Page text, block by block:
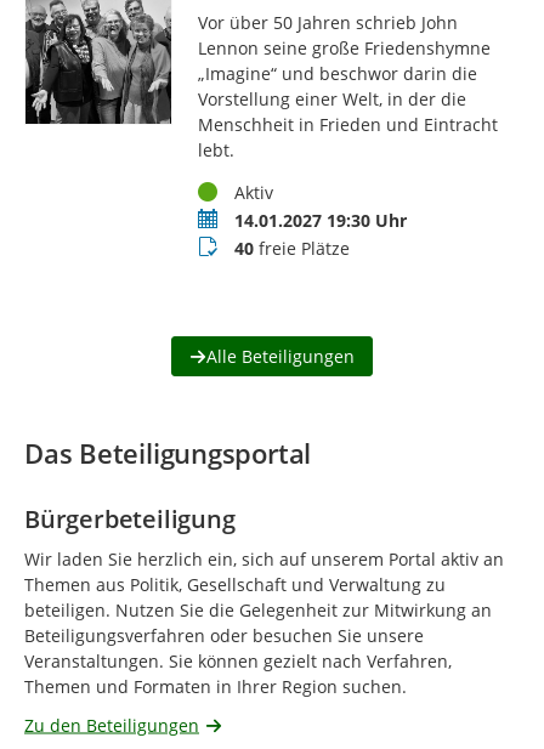
Vor über 50 Jahren schrieb John
Lennon seine große Friedenshymne
„Imagine“ und beschwor darin die
Vorstellung einer Welt, in der die
Menschheit in Frieden und Eintracht
lebt.
StatusAktiv
Termin14.01.2027 19:30 Uhr
Buchungsstatus
40freie Plätze
Alle Beteiligungen
Das Beteiligungsportal
Bürgerbeteiligung
Wir laden Sie herzlich ein, sich auf unserem Portal aktiv an
Themen aus Politik, Gesellschaft und Verwaltung zu
beteiligen. Nutzen Sie die Gelegenheit zur Mitwirkung an
Beteiligungsverfahren oder besuchen Sie unsere
Veranstaltungen. Sie können gezielt nach Verfahren,
Themen und Formaten in Ihrer Region suchen.
Zu den Beteiligungen